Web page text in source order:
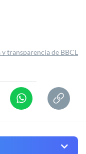
y transparencia de BBCL